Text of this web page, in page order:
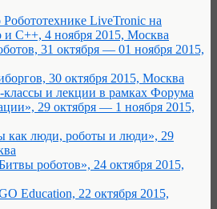
LiveTronic на
С++, 4 ноября 2015, Москва
31 октября — 01 ноября 2015,
30 октября 2015, Москва
и лекции в рамках Форума
29 октября — 1 ноября 2015,
как люди, роботы и люди», 29
роботов», 24 октября 2015,
Education, 22 октября 2015,